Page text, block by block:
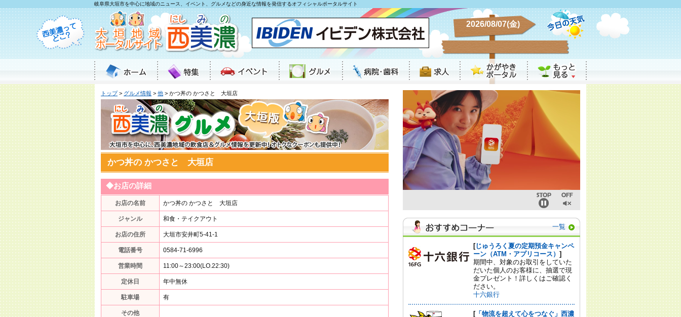
岐阜県大垣市を中心に地域のニュース、イベント、グルメなどの身近な情報を発信するオフィシャルポータルサイト
2026/08/07(金)
トップ> グルメ情報 > 他 > かつ丼の かつさと 大垣店
かつ丼の かつさと 大垣店
◆お店の詳細
お店の名前 かつ丼の かつさと 大垣店
ジャンル 和食・テイクアウト
お店の住所 大垣市安井町5-41-1
電話番号 0584-71-6996
営業時間 11:00～23:00(LO.22:30)
定休日 年中無休
駐車場 有
その他